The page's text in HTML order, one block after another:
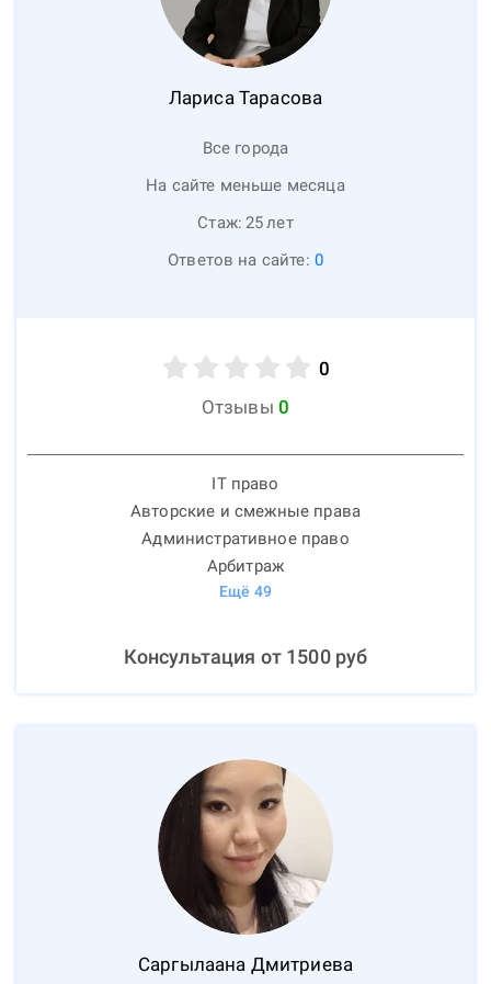
Лариса Тарасова
Все города
На сайте меньше месяца
Стаж: 25лет
Ответов на сайте: 0
0
Отзывы 0
IT право
Авторские и смежные права
Административное право
Арбитраж
Ещё 49
Консультация от 1500руб
Саргылаана Дмитриева